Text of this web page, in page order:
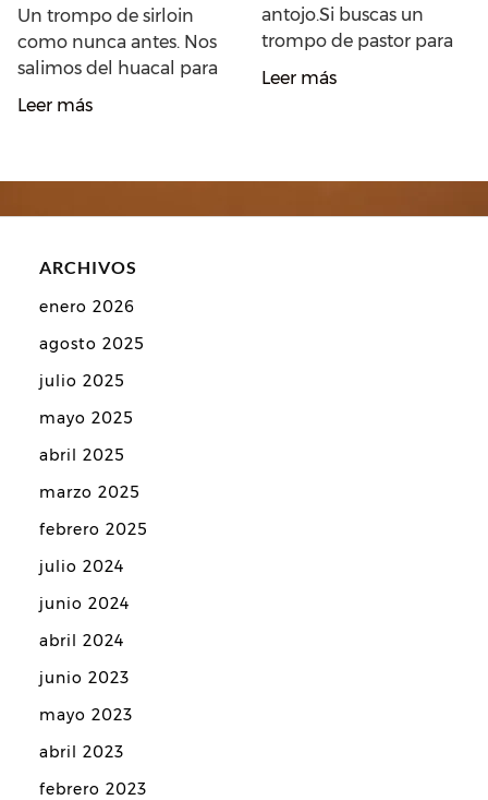
Un trompo de sirloin
como nunca antes. Nos
salimos del huacal para
Leer más
antojo.Si buscas un
trompo de pastor para
Leer más
ARCHIVOS
enero 2026
agosto 2025
julio 2025
mayo 2025
abril 2025
marzo 2025
febrero 2025
julio 2024
junio 2024
abril 2024
junio 2023
mayo 2023
abril 2023
febrero 2023